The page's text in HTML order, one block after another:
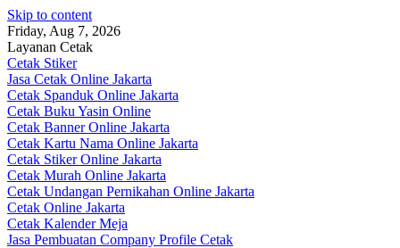
Skip to content
Friday, Aug 7, 2026
Layanan Cetak
Cetak Stiker
Jasa Cetak Online Jakarta
Cetak Spanduk Online Jakarta
Cetak Buku Yasin Online
Cetak Banner Online Jakarta
Cetak Kartu Nama Online Jakarta
Cetak Stiker Online Jakarta
Cetak Murah Online Jakarta
Cetak Undangan Pernikahan Online Jakarta
Cetak Online Jakarta
Cetak Kalender Meja
Jasa Pembuatan Company Profile Cetak